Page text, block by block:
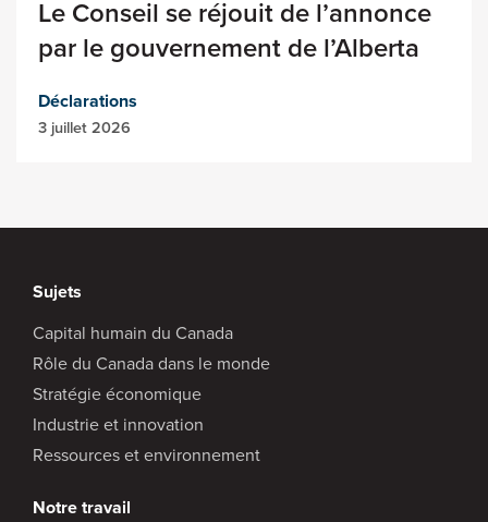
Le Conseil se réjouit de l’annonce
par le gouvernement de l’Alberta
Déclarations
3 juillet 2026
Sujets
Capital humain du Canada
Rôle du Canada dans le monde
Stratégie économique
Industrie et innovation
Ressources et environnement
Notre travail